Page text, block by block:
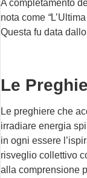
A completamento
nota come “
Questa fu data
Le
Le preghiere che
irradiare energia
in ogni essere
risveglio collettivo
alla comprensione